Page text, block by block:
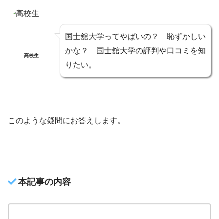
高校生
国士舘大学ってやばいの？ 恥ずかしい
かな？ 国士舘大学の評判や口コミを知
りたい。
このような疑問にお答えします。
本記事の内容